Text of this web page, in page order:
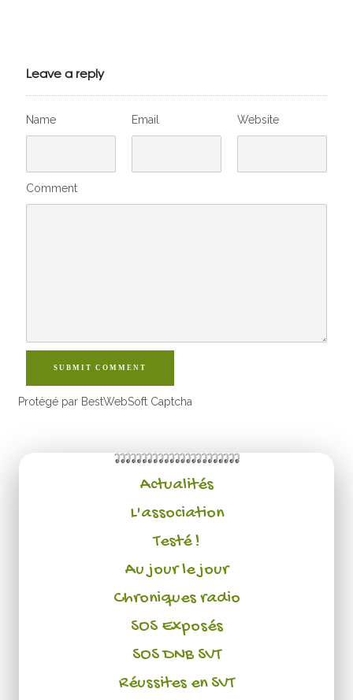
Leave a reply
Name Email Website
Comment
SUBMIT COMMENT
Protégé par BestWebSoft Captcha
Actualités
L'association
Testé !
Au jour le jour
Chroniques radio
SOS Exposés
SOS DNB SVT
Réussites en SVT